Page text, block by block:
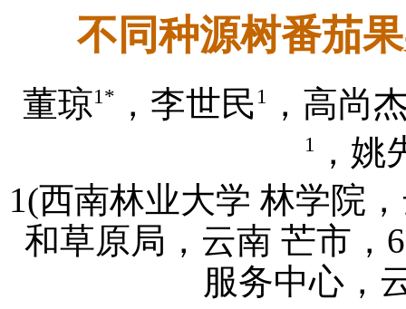
不同种源树番茄
董琼1* ，李世民1 ，高尚
1
，姚
1(西南林业大学 林学院
和草原局，云南 芒市，
服务中心，